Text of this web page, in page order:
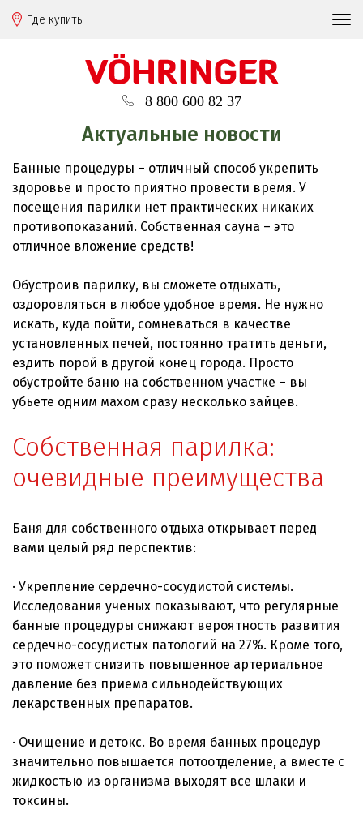
Где купить
8 800 600 82 37
Актуальные новости
Банные процедуры – отличный способ укрепить
здоровье и просто приятно провести время. У
посещения парилки нет практических никаких
противопоказаний. Собственная сауна – это
отличное вложение средств!
Обустроив парилку, вы сможете отдыхать,
оздоровляться в любое удобное время. Не нужно
искать, куда пойти, сомневаться в качестве
установленных печей, постоянно тратить деньги,
ездить порой в другой конец города. Просто
обустройте баню на собственном участке – вы
убьете одним махом сразу несколько зайцев.
Собственная парилка:
очевидные преимущества
Баня для собственного отдыха открывает перед
вами целый ряд перспектив:
· Укрепление сердечно-сосудистой системы.
Исследования ученых показывают, что регулярные
банные процедуры снижают вероятность развития
сердечно-сосудистых патологий на 27%. Кроме того,
это поможет снизить повышенное артериальное
давление без приема сильнодействующих
лекарственных препаратов.
· Очищение и детокс. Во время банных процедур
значительно повышается потоотделение, а вместе с
жидкостью из организма выходят все шлаки и
токсины.